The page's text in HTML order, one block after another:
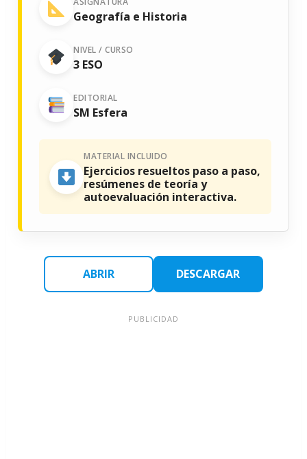
Geografía e Historia
NIVEL / CURSO
3 ESO
EDITORIAL
SM Esfera
MATERIAL INCLUIDO
Ejercicios resueltos paso a paso,
resúmenes de teoría y
autoevaluación interactiva.
ABRIR DESCARGAR